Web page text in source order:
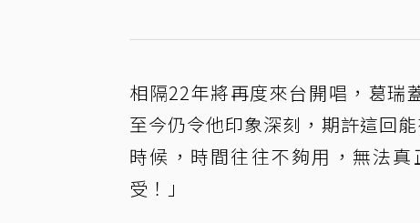
相隔22年將再度來台開唱，葛瑞
至今仍令他印象深刻，期許這回
時候，時間往往不夠用，無法
受！」